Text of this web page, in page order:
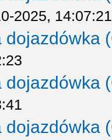
2025, 14:07:21
dojazdówka
dojazdówka
dojazdówka